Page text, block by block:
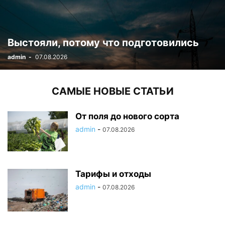
Выстояли, потому что подготовились
admin - 07.08.2026
САМЫЕ НОВЫЕ СТАТЬИ
От поля до нового сорта
admin - 07.08.2026
Тарифы и отходы
admin - 07.08.2026